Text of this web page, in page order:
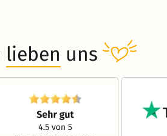
lieben uns